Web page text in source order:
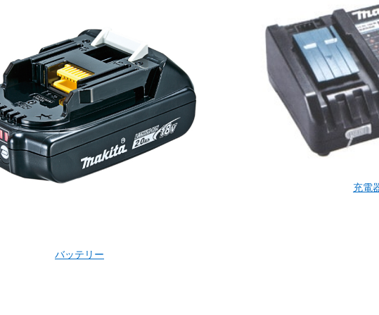
バッテリー
充電